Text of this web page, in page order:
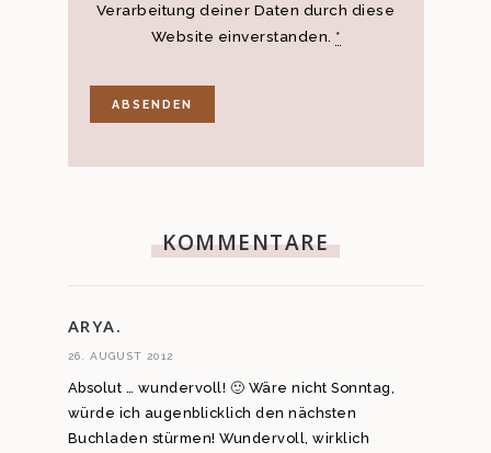
Verarbeitung deiner Daten durch diese
Website einverstanden. *
KOMMENTARE
ARYA.
26. AUGUST 2012
Absolut … wundervoll! 🙂 Wäre nicht Sonntag,
würde ich augenblicklich den nächsten
Buchladen stürmen! Wundervoll, wirklich